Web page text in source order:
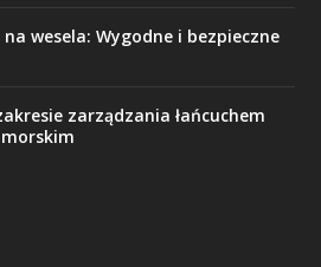
wesela: Wygodne i bezpieczne
zarządzania łańcuchem